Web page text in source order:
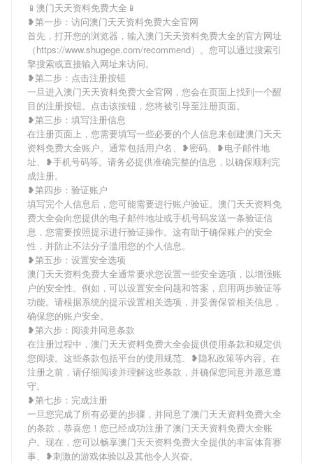
📱澳门天天资料免费大全📱
❥第一步：访问澳门天天资料免费大全官网
首先，打开您的浏览器，输入澳门天天资料免费大全的官方网址
（https://www.shugege.com/recommend）。您可以通过搜索引
擎搜索或直接输入网址来访问。
❥第二步：点击注册按钮
一旦进入澳门天天资料免费大全官网，您会在页面上找到一个醒
目的注册按钮。点击该按钮，您将被引导至注册页面。
❥第三步：填写注册信息
在注册页面上，您需要填写一些必要的个人信息来创建澳门天天
资料免费大全账户。通常包括用户名、❥密码、❥电子邮件地
址、❥手机号码等。请务必提供准确完整的信息，以确保顺利完
成注册。
❥第四步：验证账户
填写完个人信息后，您可能需要进行账户验证。澳门天天资料免
费大全会向您提供的电子邮件地址或手机号码发送一条验证信
息，您需要按照提示进行验证操作。这有助于确保账户的安全
性，并防止不法分子滥用您的个人信息。
❥第五步：设置安全选项
澳门天天资料免费大全通常要求您设置一些安全选项，以增强账
户的安全性。例如，可以设置安全问题和答案，启用两步验证等
功能。请根据系统的提示设置相关选项，并妥善保管相关信息，
确保您的账户安全。
❥第六步：阅读并同意条款
在注册过程中，澳门天天资料免费大全会提供使用条款和规定供
您阅读。这些条款包括平台的使用规范、❥隐私政策等内容。在
注册之前，请仔细阅读并理解这些条款，并确保您同意并愿意遵
守。
❥第七步：完成注册
一旦您完成了所有必要的步骤，并同意了澳门天天资料免费大全
的条款，恭喜您！您已经成功注册了澳门天天资料免费大全账
户。现在，您可以畅享澳门天天资料免费大全提供的丰富体育赛
事、❥刺激的游戏体验以及其他令人兴奋。